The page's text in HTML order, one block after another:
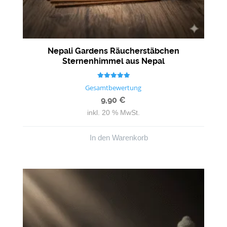
Nepali Gardens Räucherstäbchen
Sternenhimmel aus Nepal
Bewertet mit
5.00
von 5
Gesamtbewertung
9,90€
inkl. 20 % MwSt.
In den Warenkorb